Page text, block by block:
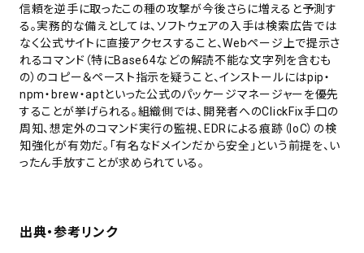
信頼を逆手に取ったこの種の攻撃が今後さらに増えると予測す
る。実務的な備えとしては、ソフトウェアの入手は検索広告では
なく公式サイトに直接アクセスすること、Webページ上で提示さ
れるコマンド（特にBase64などの解読不能な文字列を含むも
の）のコピー＆ペースト指示を疑うこと、インストールにはpip・
npm・brew・aptといった公式のパッケージマネージャーを優先
することが挙げられる。組織側では、開発者へのClickFix手口の
周知、想定外のコマンド実行の監視、EDRによる痕跡（IoC）の検
知強化が有効だ。「有名なドメインだから安全」という前提を、い
ったん手放すことが求められている。
出典・参考リンク